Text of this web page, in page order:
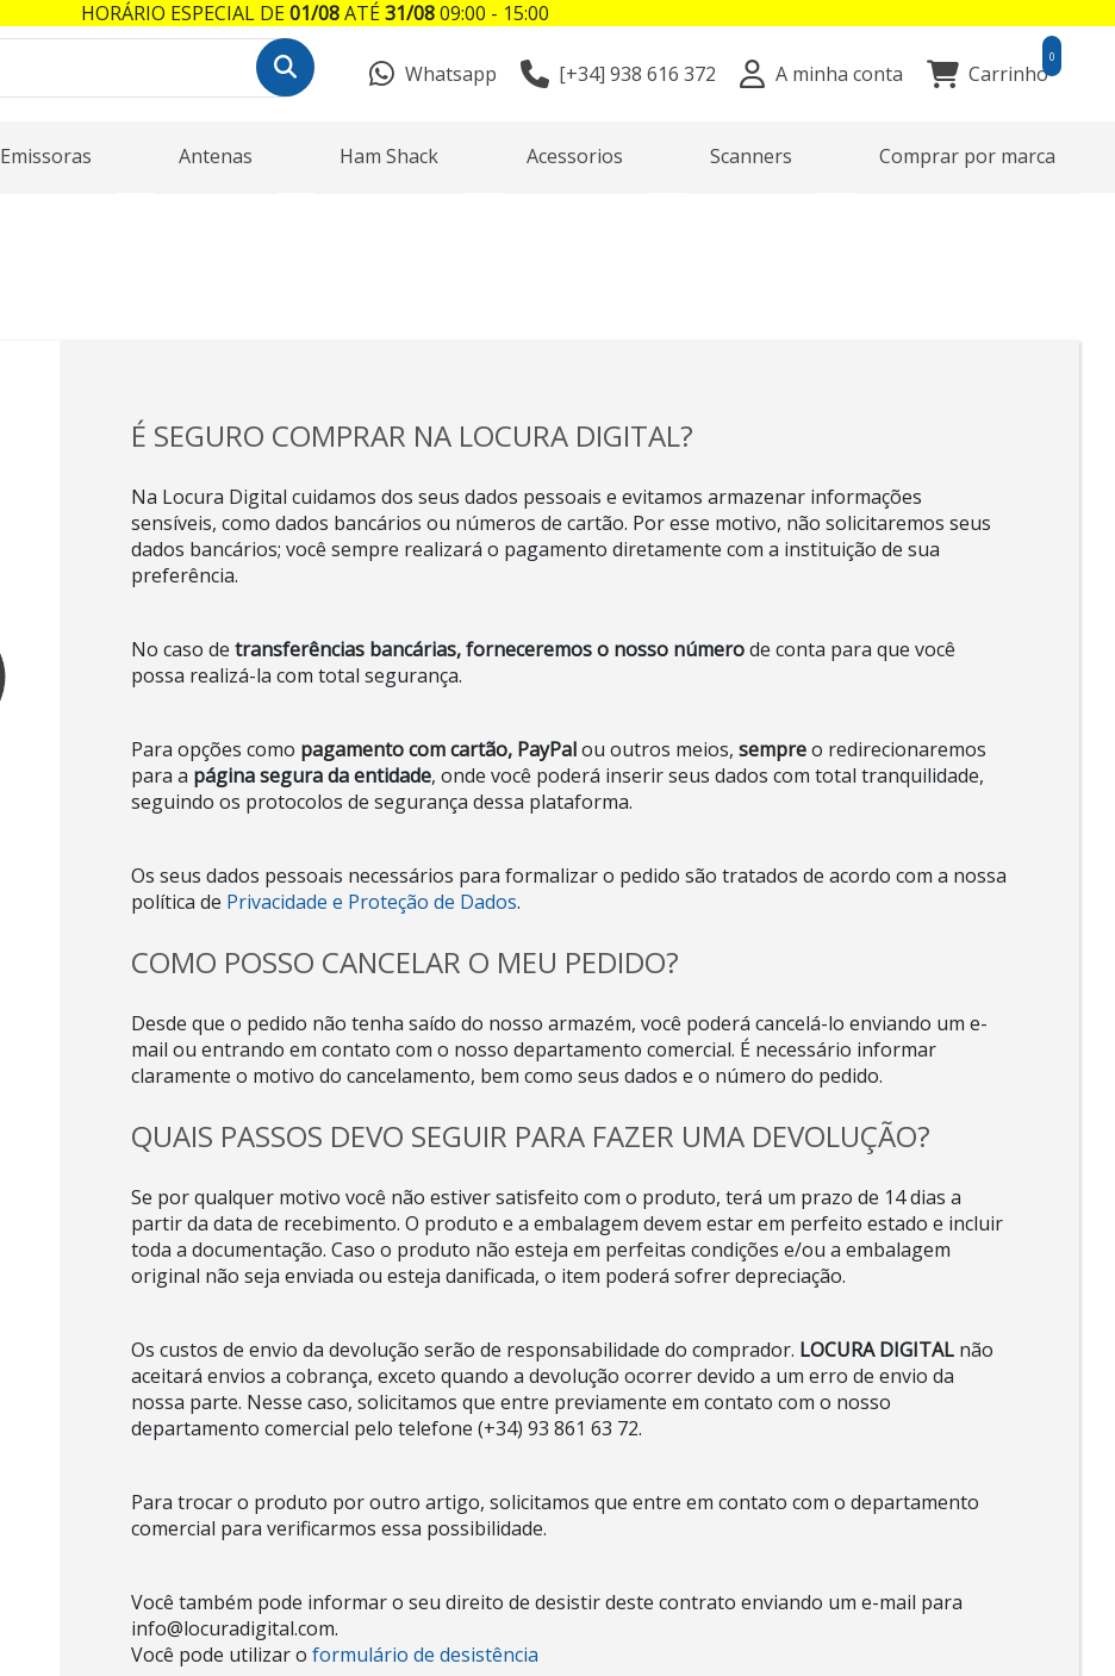
Whatsapp [+34] 938 616 372 A minha conta Carrinho
0
Emissoras Antenas Ham Shack Acessorios Scanners Comprar por marca
É SEGURO COMPRAR NA LOCURA DIGITAL?
Na Locura Digital cuidamos dos seus dados pessoais e evitamos armazenar informações
sensíveis, como dados bancários ou números de cartão. Por esse motivo, não solicitaremos seus
dados bancários; você sempre realizará o pagamento diretamente com a instituição de sua
preferência.
No caso de transferências bancárias, forneceremos o nosso númerode conta para que você
possa realizá-la com total segurança.
Para opções como pagamento com cartão, PayPalou outros meios, sempreo redirecionaremos
para a página segura da entidade, onde você poderá inserir seus dados com total tranquilidade,
seguindo os protocolos de segurança dessa plataforma.
Os seus dados pessoais necessários para formalizar o pedido são tratados de acordo com a nossa
política de Privacidade e Proteção de Dados.
COMO POSSO CANCELAR O MEU PEDIDO?
Desde que o pedido não tenha saído do nosso armazém, você poderá cancelá-lo enviando um e-
mail ou entrando em contato com o nosso departamento comercial. É necessário informar
claramente o motivo do cancelamento, bem como seus dados e o número do pedido.
QUAIS PASSOS DEVO SEGUIR PARA FAZER UMA DEVOLUÇÃO?
Se por qualquer motivo você não estiver satisfeito com o produto, terá um prazo de 14 dias a
partir da data de recebimento. O produto e a embalagem devem estar em perfeito estado e incluir
toda a documentação. Caso o produto não esteja em perfeitas condições e/ou a embalagem
original não seja enviada ou esteja danificada, o item poderá sofrer depreciação.
Os custos de envio da devolução serão de responsabilidade do comprador. LOCURA DIGITAL não
aceitará envios a cobrança, exceto quando a devolução ocorrer devido a um erro de envio da
nossa parte. Nesse caso, solicitamos que entre previamente em contato com o nosso
departamento comercial pelo telefone (+34) 93 861 63 72.
Para trocar o produto por outro artigo, solicitamos que entre em contato com o departamento
comercial para verificarmos essa possibilidade.
Você também pode informar o seu direito de desistir deste contrato enviando um e-mail para
info@locuradigital.com.
Você pode utilizar o formulário de desistência
HORÁRIO ESPECIAL DE01/08ATÉ31/0809:00 - 15:00